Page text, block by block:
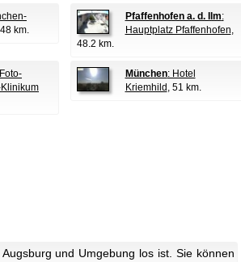
km.
Pfaffenhofen a. d. Ilm:
Hauptplatz Pfaffenhofen,
48.2 km.
München: Hotel
Kriemhild , 51 km.
und Umgebung los ist. Sie können